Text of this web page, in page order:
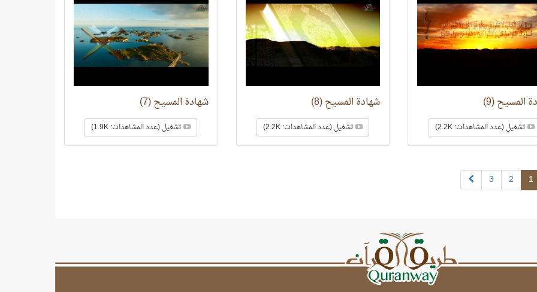
المسيح (9)
تشغيل (عدد المشاهدات: 2.2K)
شهادة المسيح (8)
تشغيل (عدد المشاهدات: 2.2K)
شهادة المسيح (7)
تشغيل (عدد المشاهدات: 1.9K)
1
2
3